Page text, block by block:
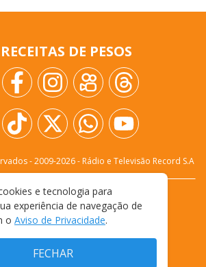
RECEITAS DE PESOS
- 2009-2026- Rádio e Televisão Record S.A
FALE CONOSCO
PRIVACIDADE
E CONDIÇÕES DE USO
e tecnologia para
experiência de navegação de
o Aviso de Privacidade.
FECHAR